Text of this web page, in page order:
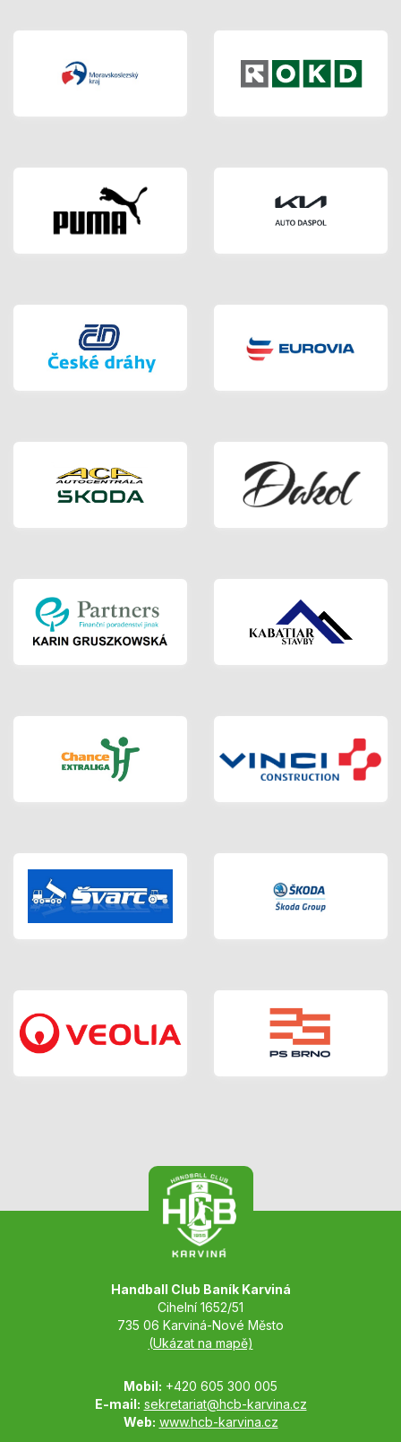
Handball Club Baník Karviná
Cihelní 1652/51
735 06 Karviná-Nové Město
(Ukázat na mapě)
Mobil: +420 605 300 005
E-mail: sekretariat@hcb-karvina.cz
Web: www.hcb-karvina.cz